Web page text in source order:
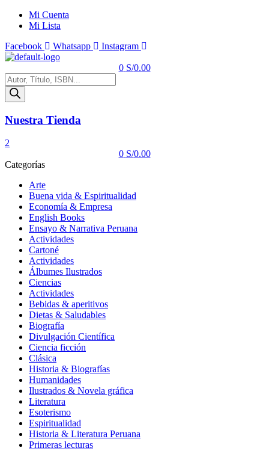
Mi Cuenta
Mi Lista
Facebook
Whatsapp
Instagram
Menú
0 S/0.00
Búsqueda
de
productos
Nuestra Tienda
2
0 S/0.00
Categorías
Arte
Buena vida & Espiritualidad
Economía & Empresa
English Books
Ensayo & Narrativa Peruana
Actividades
Cartoné
Actividades
Álbumes Ilustrados
Ciencias
Actividades
Bebidas & aperitivos
Dietas & Saludables
Biografía
Divulgación Científica
Ciencia ficción
Clásica
Historia & Biografías
Humanidades
Ilustrados & Novela gráfica
Literatura
Esoterismo
Espiritualidad
Historia & Literatura Peruana
Primeras lecturas